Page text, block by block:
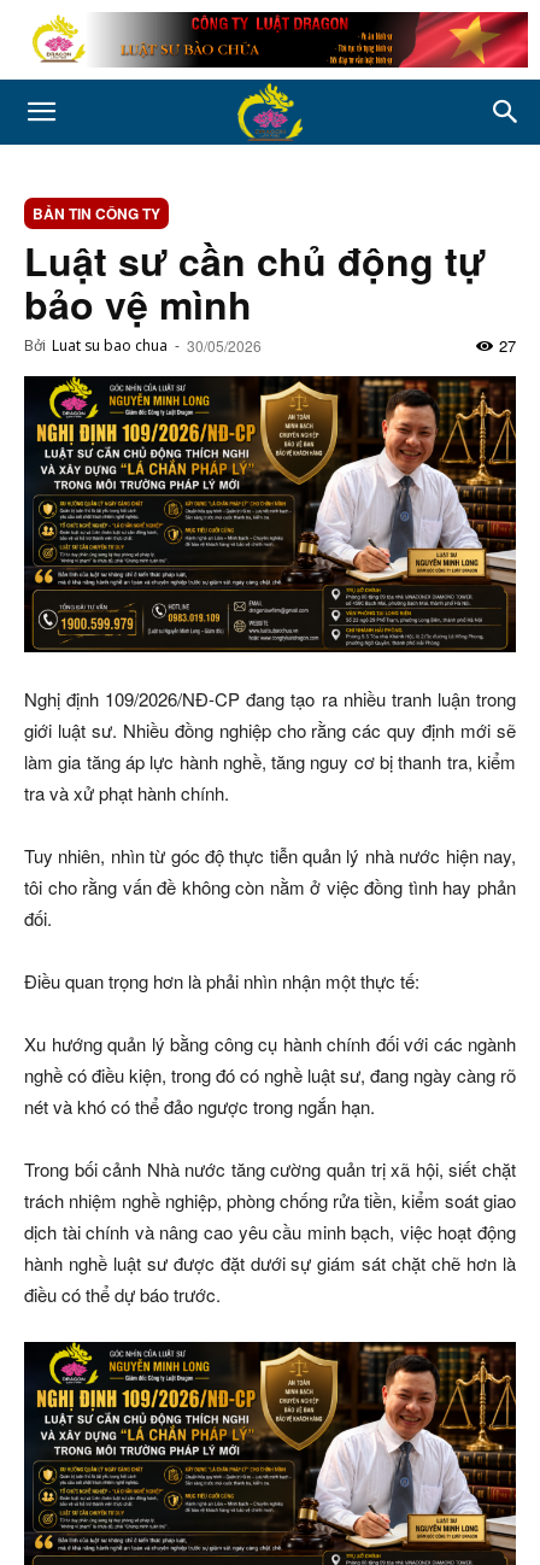
BẢN TIN CÔNG TY
Luật sư cần chủ động tự
bảo vệ mình
Bởi Luat su bao chua - 30/05/2026 27
Nghị định 109/2026/NĐ-CP đang tạo ra nhiều tranh luận trong
giới luật sư. Nhiều đồng nghiệp cho rằng các quy định mới sẽ
làm gia tăng áp lực hành nghề, tăng nguy cơ bị thanh tra, kiểm
tra và xử phạt hành chính.
Tuy nhiên, nhìn từ góc độ thực tiễn quản lý nhà nước hiện nay,
tôi cho rằng vấn đề không còn nằm ở việc đồng tình hay phản
đối.
Điều quan trọng hơn là phải nhìn nhận một thực tế:
Xu hướng quản lý bằng công cụ hành chính đối với các ngành
nghề có điều kiện, trong đó có nghề luật sư, đang ngày càng rõ
nét và khó có thể đảo ngược trong ngắn hạn.
Trong bối cảnh Nhà nước tăng cường quản trị xã hội, siết chặt
trách nhiệm nghề nghiệp, phòng chống rửa tiền, kiểm soát giao
dịch tài chính và nâng cao yêu cầu minh bạch, việc hoạt động
hành nghề luật sư được đặt dưới sự giám sát chặt chẽ hơn là
điều có thể dự báo trước.